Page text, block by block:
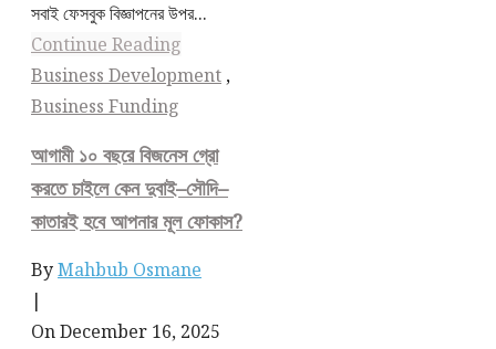
সবাই ফেসবুক বিজ্ঞাপনের উপর...
Continue Reading
Business Development ,
Business Funding
আগামী ১০ বছরে বিজনেস গ্রো
করতে চাইলে কেন দুবাই–সৌদি–
কাতারই হবে আপনার মূল ফোকাস?
ByMahbub Osmane
|
On December 16, 2025